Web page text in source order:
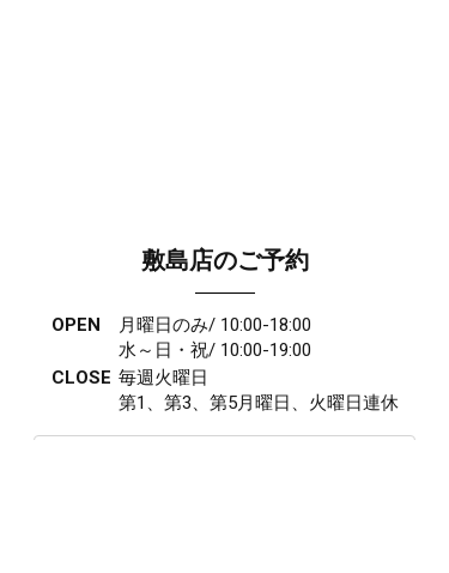
敷島店のご予約
OPEN
月曜日のみ/ 10:00-18:00
水～日・祝/ 10:00-19:00
CLOSE 毎週火曜日
第1、第3、第5月曜日、火曜日連休